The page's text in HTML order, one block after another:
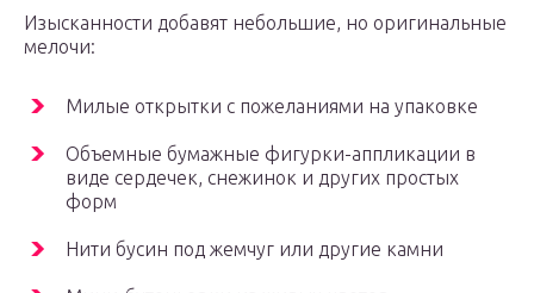
Изысканности добавят небольшие, но оригинальные
мелочи:
Милые открытки с пожеланиями на упаковке
Объемные бумажные фигурки-аппликации в
виде сердечек, снежинок и других простых
форм
Нити бусин под жемчуг или другие камни